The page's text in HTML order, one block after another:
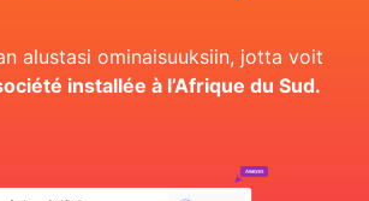
alustasi ominaisuuksiin, jotta voit
installée à l’Afrique du Sud.